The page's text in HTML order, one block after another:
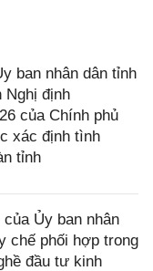
ban nhân dân tỉnh
Nghị định
của Chính phủ
xác định tình
tỉnh
Ủy ban nhân
chế phối hợp trong
đầu tư kinh